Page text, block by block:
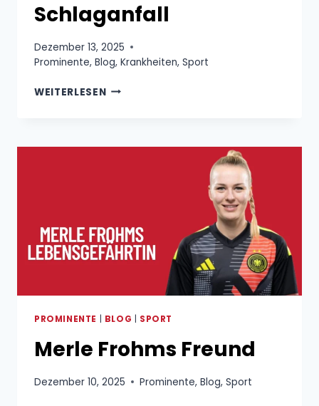
Schlaganfall
Dezember 13, 2025
Prominente, Blog, Krankheiten, Sport
WEITERLESENSABRINA
PROMINENTE BLOG SPORT
Merle Frohms Freund
Dezember 10, 2025 Prominente, Blog, Sport